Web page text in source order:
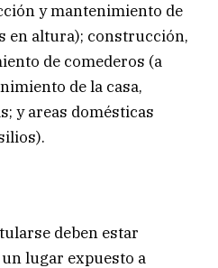
y mantenimiento de
en altura); construcción,
de comederos (a
de la casa,
y areas domésticas
deben estar
lugar expuesto a